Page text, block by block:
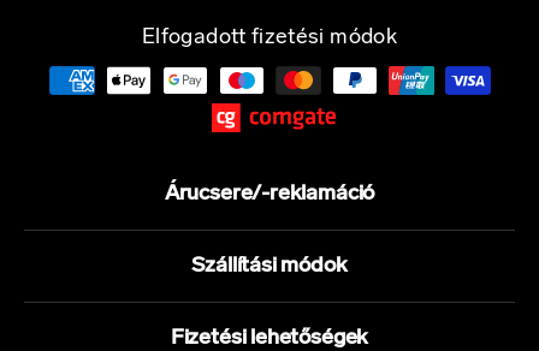
Elfogadott fizetési módok
Árucsere/-reklamáció
Szállítási módok
Fizetési lehetőségek